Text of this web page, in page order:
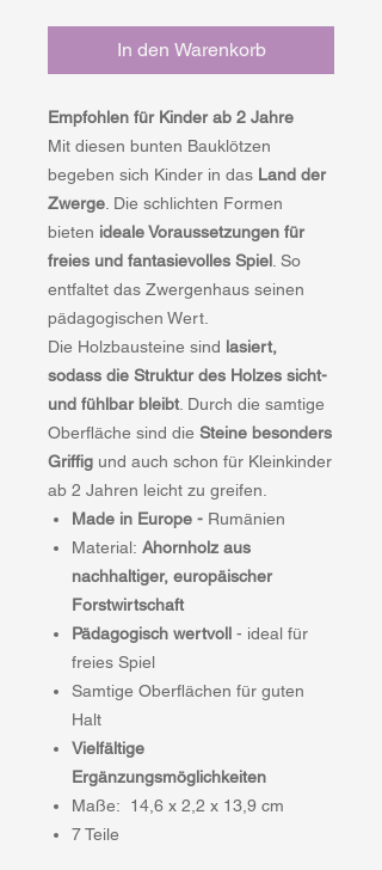
In den Warenkorb
Empfohlen für Kinder ab 2 Jahre
Mit diesen bunten Bauklötzen
begeben sich Kinder in das Land der
Zwerge . Die schlichten Formen
bieten ideale Voraussetzungen für
freies und fantasievolles Spiel . So
entfaltet das Zwergenhaus seinen
pädagogischen Wert.
Die Holzbausteine sind lasiert,
sodass die Struktur des Holzes sicht-
und fühlbar bleibt . Durch die samtige
Oberfläche sind die Steine besonders
Griffig und auch schon für Kleinkinder
ab 2 Jahren leicht zu greifen.
Made in Europe - Rumänien
Material: Ahornholz aus
nachhaltiger, europäischer
Forstwirtschaft
Pädagogisch wertvoll - ideal für
freies Spiel
Samtige Oberflächen für guten
Halt
Vielfältige
Ergänzungsmöglichkeiten
Maße: 14,6 x 2,2 x 13,9 cm
7 Teile